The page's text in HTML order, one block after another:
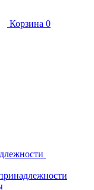
Корзина 0